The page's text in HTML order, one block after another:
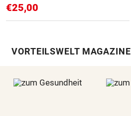
€25,00
VORTEILSWELT MAGAZINE